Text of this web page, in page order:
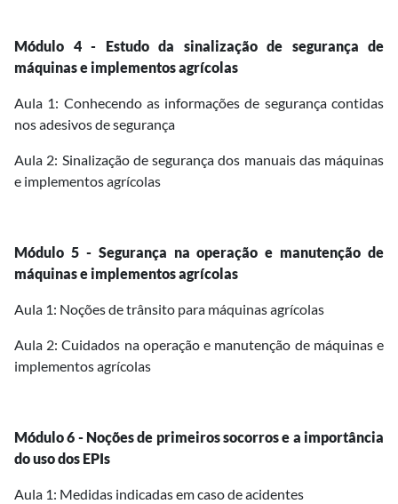
Módulo 4 - Estudo da sinalização de segurança de
máquinas e implementos agrícolas
Aula 1: Conhecendo as informações de segurança contidas
nos adesivos de segurança
Aula 2: Sinalização de segurança dos manuais das máquinas
e implementos agrícolas
Módulo 5 - Segurança na operação e manutenção de
máquinas e implementos agrícolas
Aula 1: Noções de trânsito para máquinas agrícolas
Aula 2: Cuidados na operação e manutenção de máquinas e
implementos agrícolas
Módulo 6 - Noções de primeiros socorros e a importância
do uso dos EPIs
Aula 1: Medidas indicadas em caso de acidentes